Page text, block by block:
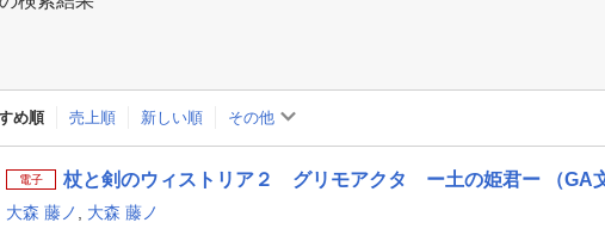
め順 売上順 新しい順 その他
電子 杖と剣のウィストリア２ グリモアクタ ー土の姫君ー （GA
大森 藤ノ 大森 藤ノ